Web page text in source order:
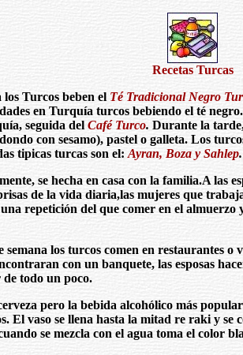
Recetas Turcas
Turcos beben el Té Tradicional Negro
en Turquía turcos bebiendo el té
seguida del Café Turco. Durante la
con sesamo), pastel o galleta. Los
tipicas turcas son el: Ayran, Boza y Sahlep.
se hecha en casa con la familia.A las
de la vida diaria,las mujeres que
repetición del que comer en el
semana los turcos comen en restaurantes o
con un banquete, las esposas
todo un poco.
pero la bebida alcohólico más
El vaso se llena hasta la mitad re raki y se
se mezcla con el agua toma el color